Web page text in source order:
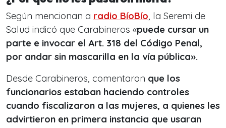
Según mencionan a radio BíoBío , la Seremi de
Salud indicó que Carabineros «puede cursar un
parte e invocar el Art. 318 del Código Penal,
por andar sin mascarilla en la vía pública».
Desde Carabineros, comentaron que los
funcionarios estaban haciendo controles
cuando fiscalizaron a las mujeres, a quienes les
advirtieron en primera instancia que usaran